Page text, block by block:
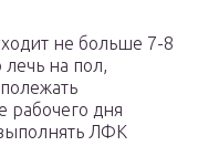
не больше 7-8
на пол,
рабочего дня
выполнять ЛФК